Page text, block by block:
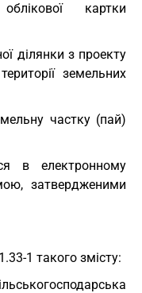
картки
ділянки з проекту
земельних
частку (пай)
в електронному
затвердженими
1 такого змісту: